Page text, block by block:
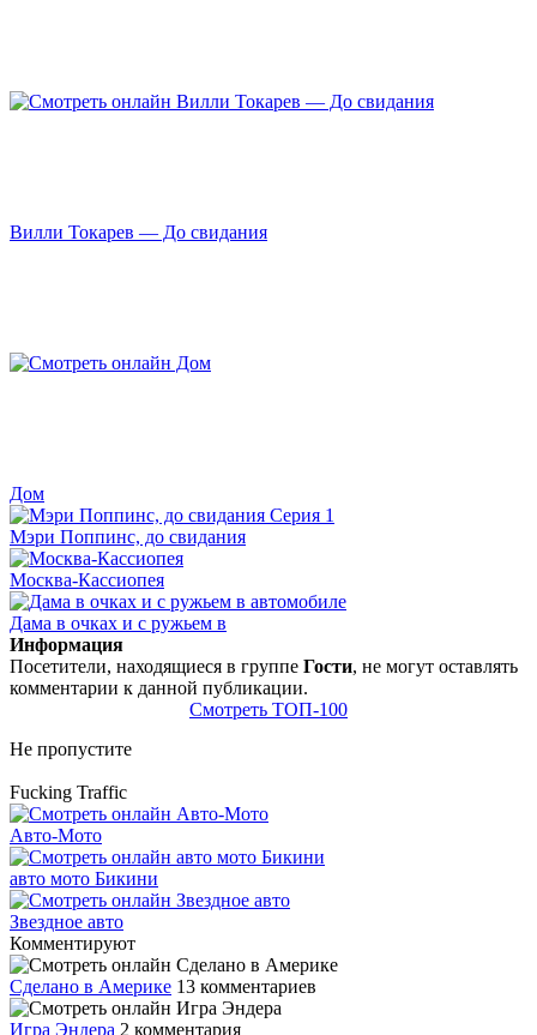
Вилли Токарев — До свидания
Дом
Мэри Поппинс, до свидания
Москва-Кассиопея
Дама в очках и с ружьем в
Информация
Посетители, находящиеся в группе Гости, не могут оставлять
комментарии к данной публикации.
Смотреть ТОП-100
Не пропустите
Fucking Traffic
Авто-Мото
авто мото Бикини
Звездное авто
Комментируют
Сделано в Америке 13 комментариев
Игра Эндера 2 комментария